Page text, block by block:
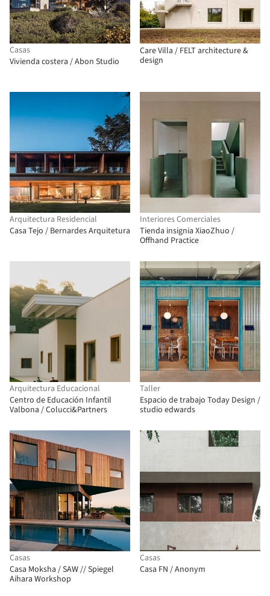
Casas
Vivienda costera / Abon Studio
Care Villa / FELT architecture &
design
Arquitectura Residencial
Casa Tejo / Bernardes Arquitetura
Interiores Comerciales
Tienda insignia XiaoZhuo /
Offhand Practice
Arquitectura Educacional
Centro de Educación Infantil
Valbona / Colucci&Partners
Taller
Espacio de trabajo Today Design /
studio edwards
Casas
Casa Moksha / SAW // Spiegel
Aihara Workshop
Casas
Casa FN / Anonym